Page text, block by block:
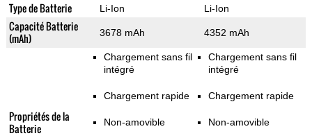
Type de Batterie Li-Ion Li-Ion
Capacité Batterie
(mAh)
3678 mAh 4352 mAh
Propriétés de la
Batterie
Chargement sans fil
intégré
Chargement rapide
Non-amovible
Chargement sans fil
intégré
Chargement rapide
Non-amovible